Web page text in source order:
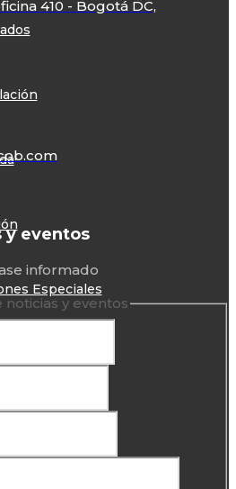
Especiales
410 - Bogotá DC,
y eventos
informado
noticias y eventos